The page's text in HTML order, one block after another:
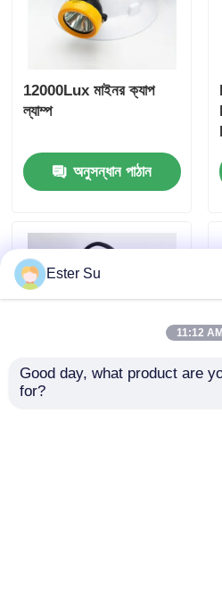
12000Lux মাইনর ক্যাপ
ল্যাম্প
অনুসন্ধান পাঠান
Ester Su
11:12 AM
Good day, what product are
for?